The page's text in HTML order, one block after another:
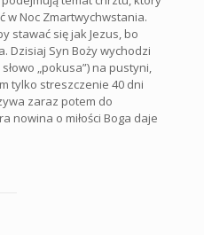
w Noc Zmartwychwstania.
stawać się jak Jezus, bo
Dzisiaj Syn Boży wychodzi
„pokusa”) na pustyni,
tylko streszczenie 40 dni
zaraz potem do
nowina o miłości Boga daje